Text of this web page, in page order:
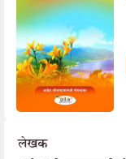
लेखक